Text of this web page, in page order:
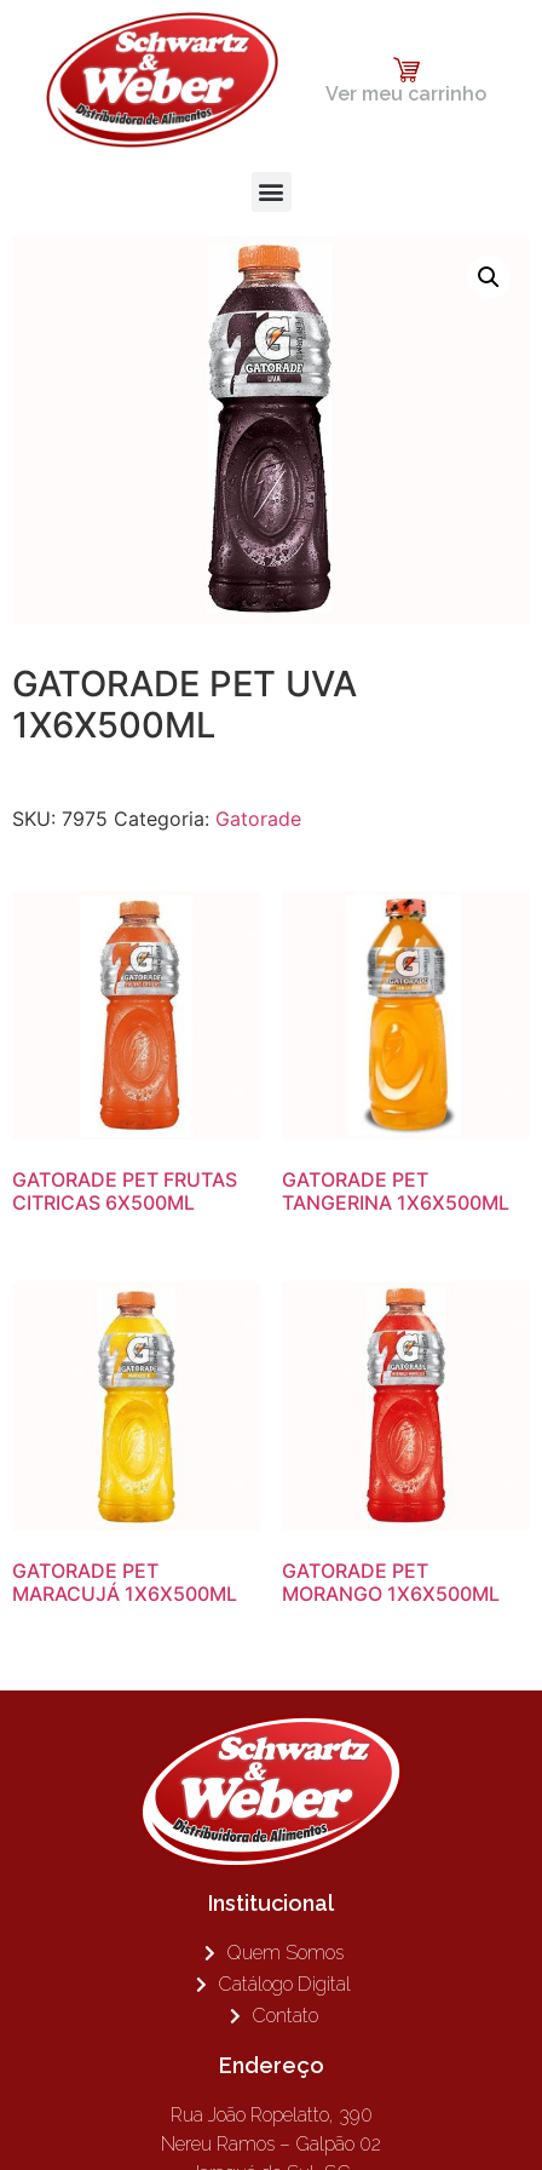
Ver meu carrinho
GATORADE PET UVA
1X6X500ML
SKU: 7975 Categoria: Gatorade
GATORADE PET FRUTAS
CITRICAS 6X500ML
GATORADE PET
TANGERINA 1X6X500ML
GATORADE PET
MARACUJÁ 1X6X500ML
GATORADE PET
MORANGO 1X6X500ML
Institucional
Quem Somos
Catálogo Digital
Contato
Endereço
Rua João Ropelatto, 390
Nereu Ramos – Galpão 02